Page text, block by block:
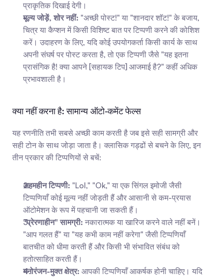
प्राकृतिक दिखाई देगी।
मूल्य जोड़ें, शोर नहीं: "अच्छी पोस्ट!" या "शानदार शॉट!" के बजाय,
चित्र या कैप्शन में किसी विशिष्ट बात पर टिप्पणी करने की कोशिश
करें। उदाहरण के लिए, यदि कोई उपयोगकर्ता किसी कार्य के साथ
अपनी संघर्ष पर पोस्ट करता है, तो एक टिप्पणी जैसे "यह इतना
प्रासंगिक है! क्या आपने [सहायक टिप] आजमाई है?" कहीं अधिक
प्रभावशाली है।
क्या नहीं करना है: सामान्य ऑटो-कमेंट फेल्स
यह रणनीति तभी सबसे अच्छी काम करती है जब इसे सही सामग्री और
सही टोन के साथ जोड़ा जाता है। क्लासिक गड्ढों से बचने के लिए, इन
तीन प्रकार की टिप्पणियों से बचें:
अहमहीन टिप्पणी: "Lol," "Ok," या एक सिंगल इमोजी जैसी
टिप्पणियाँ कोई मूल्य नहीं जोड़ती हैं और आसानी से कम-प्रयास
ऑटोमेशन के रूप में पहचानी जा सकती हैं।
"प्रेरणाहीन" सामग्री: नकारात्मक या खारिज करने वाले नहीं बनें।
"आप गलत हैं" या "यह कभी काम नहीं करेगा" जैसी टिप्पणियाँ
बातचीत को धीमा करती हैं और किसी भी संभावित संबंध को
हतोत्साहित करती हैं।
मनोरंजन-मुक्त क्षेत्र: आपकी टिप्पणियाँ आकर्षक होनी चाहिए। यदि